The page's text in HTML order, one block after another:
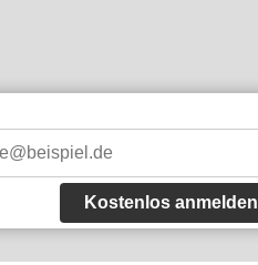
Kostenlos anmelden